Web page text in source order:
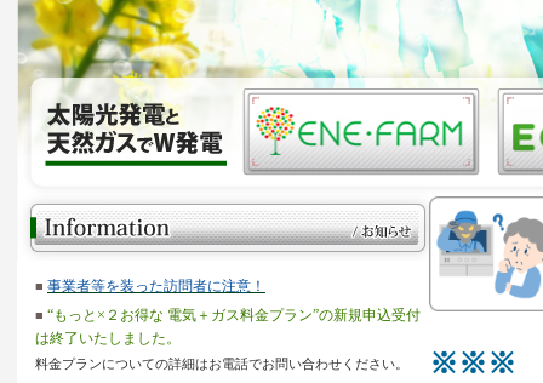
■ 事業者等を装った訪問者に注意！
■ “もっと×２お得な 電気＋ガス料金プラン”の新規申込受付
は終了いたしました。
料金プランについての詳細はお電話でお問い合わせください。
※※※